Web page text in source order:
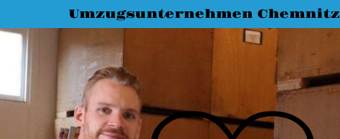
Umzugsunternehmen Chemnitz